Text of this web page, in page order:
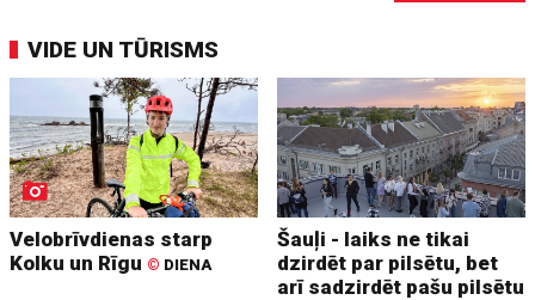
VIDE UN TŪRISMS
Velobrīvdienas starp
Kolku un Rīgu © DIENA
Šauļi - laiks ne tikai
dzirdēt par pilsētu, bet
arī sadzirdēt pašu pilsētu